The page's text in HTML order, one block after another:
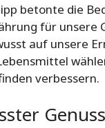
betonte die
für unsere
auf unsere
verbessern.
Genuss